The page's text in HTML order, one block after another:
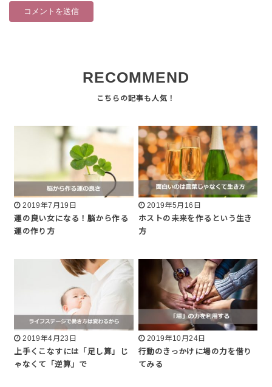
RECOMMEND
2019年7月19日
運の良い女になる！脳から作る
運の作り方
2019年5月16日
ホストの未来を作るという生き
方
2019年4月23日
上手くこなすには「足し算」じ
ゃなくて「逆算」で
2019年10月24日
行動のきっかけに場の力を借り
てみる